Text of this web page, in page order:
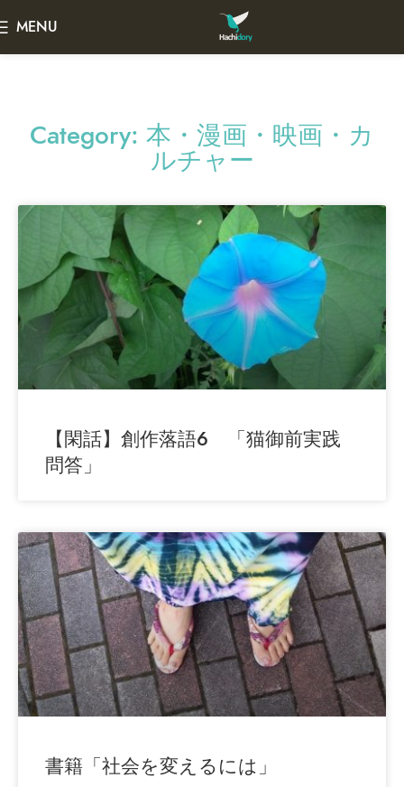
MENU
Category: 本・漫画・映画・カ
ルチャー
【閑話】創作落語6 「猫御前実践
問答」
書籍「社会を変えるには」